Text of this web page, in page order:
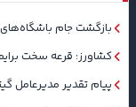
بازگشت جام
کشاورز: قرعه سخت
پیام تقدیر مدیرعامل